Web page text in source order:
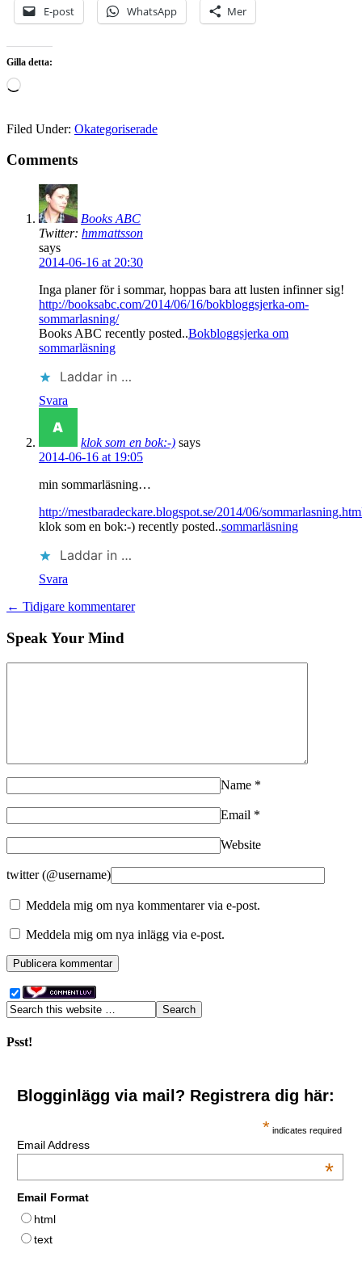
E-post WhatsApp Mer
Gilla detta:
Laddar
Filed Under: Okategoriserade
Comments
Books ABC
Twitter: hmmattsson
says
2014-06-16 at 20:30
Inga planer för i sommar, hoppas bara att lusten infinner sig!
http://booksabc.com/2014/06/16/bokbloggsjerka-om-
sommarlasning/
Books ABC recently posted..Bokbloggsjerka om
sommarläsning
Laddar in …
Svara
klok som en bok:-) says
2014-06-16 at 19:05
min sommarläsning…
http://mestbaradeckare.blogspot.se/2014/06/
klok som en bok:-) recently posted..sommarläsning
Laddar in …
Svara
← Tidigare kommentarer
Speak Your Mind
Name *
Email *
Website
twitter (@username)
Meddela mig om nya kommentarer via e-post.
Meddela mig om nya inlägg via e-post.
Psst!
Blogginlägg via mail? Registrera dig här:
* indicates required
Email Address
*
Email Format
html
text